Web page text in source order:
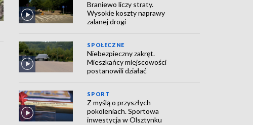
Braniewo liczy straty.
Wysokie koszty naprawy
zalanej drogi
SPOŁECZNE
Niebezpieczny zakręt.
Mieszkańcy miejscowości
postanowili działać
SPORT
Z myślą o przyszłych
pokoleniach. Sportowa
inwestycja w Olsztynku